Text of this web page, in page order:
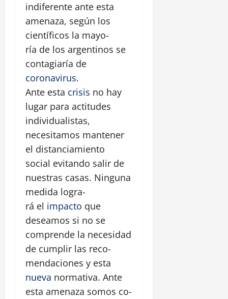
indiferente ante esta
amenaza, según los
científicos la mayo-
ría de los argentinos se
contagiaría de
coronavirus.
Ante esta crisis no hay
lugar para actitudes
individualistas,
necesitamos mantener
el distanciamiento
social evitando salir de
nuestras casas. Ninguna
medida logra-
rá el impacto que
deseamos si no se
comprende la necesidad
de cumplir las reco-
mendaciones y esta
nueva normativa. Ante
esta amenaza somos co-